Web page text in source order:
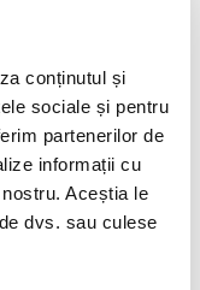
conținutul și
sociale și pentru
partenerilor de
informații cu
Aceștia le
dvs. sau culese
ROMÂNĂ PENTRU
Comunitara
AND